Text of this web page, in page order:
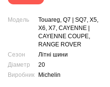
Модель
Touareg, Q7 | SQ7, X5,
X6, X7, CAYENNE |
CAYENNE COUPE,
RANGE ROVER
Сезон
Літні шини
Діаметр
20
Виробник
Michelin